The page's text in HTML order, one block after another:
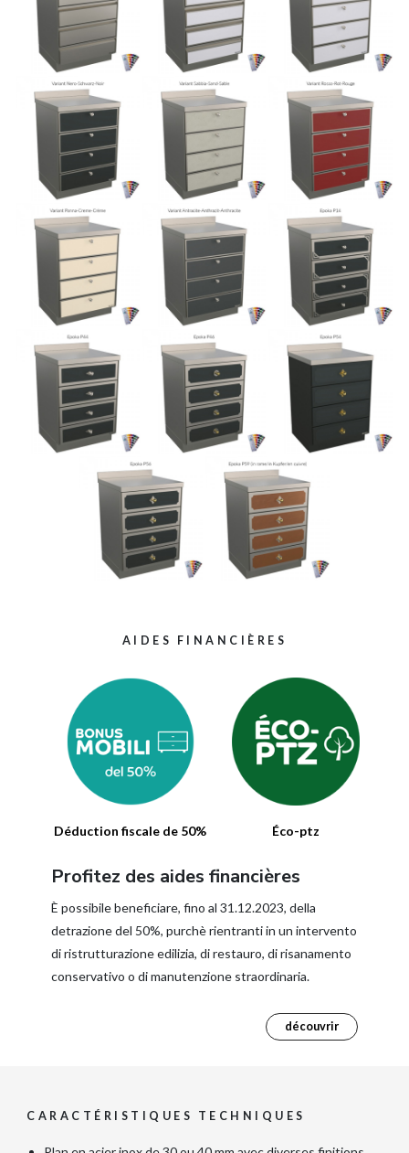
ACTUALITÉS
MEDIA
CONTACTS
ZONE RÉSERVÉE
AIDES FINANCIÈRES
Déduction fiscale de 50% Éco-ptz
Profitez des aides financières
È possibile beneficiare, fino al 31.12.2023, della
detrazione del 50%, purchè rientranti in un intervento
di ristrutturazione edilizia, di restauro, di risanamento
conservativo o di manutenzione straordinaria.
découvrir
CARACTÉRISTIQUES TECHNIQUES